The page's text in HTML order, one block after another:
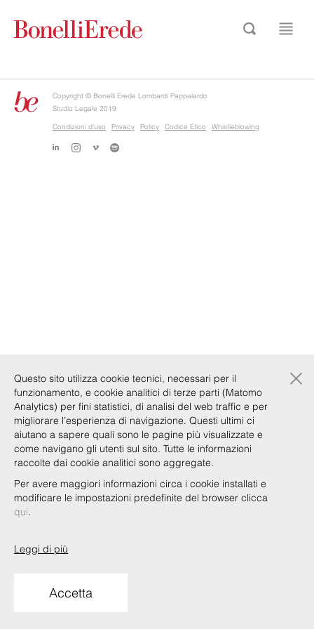
Copyright © Bonelli Erede Lombardi Pappalardo
Studio Legale 2019
Condizioni d'uso
Privacy Policy Codice Etico Whistleblowing
Questo sito utilizza cookie tecnici, necessari per il
funzionamento, e cookie analitici di terze parti (Matomo
Analytics) per fini statistici, di analisi del web traffic e per
migliorare l’esperienza di navigazione. Questi ultimi ci
aiutano a sapere quali sono le pagine più visualizzate e
come navigano gli utenti sul sito. Tutte le informazioni
raccolte dai cookie analitici sono aggregate.
Per avere maggiori informazioni circa i cookie installati e
modificare le impostazioni predefinite del browser clicca
qui.
Leggi di più
Accetta
×